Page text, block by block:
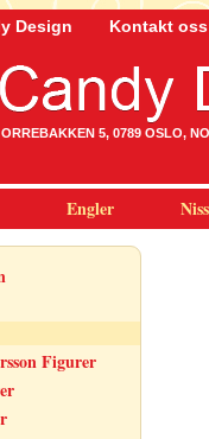
Design Kontakt oss
ORREBAKKEN 5, 0789 OSLO,
Engler
Figurer